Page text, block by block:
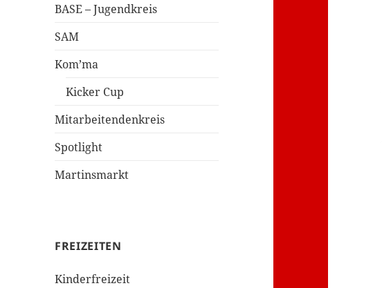
BASE – Jugendkreis
SAM
Kom’ma
Kicker Cup
Mitarbeitendenkreis
Spotlight
Martinsmarkt
FREIZEITEN
Kinderfreizeit